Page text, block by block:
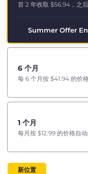
首 2 年收取 $56.94 ，之
Summer Offer
6 个月
每 6 个月按 $41.94 的价
1 个月
每月按 $12.99 的价格自
新位置